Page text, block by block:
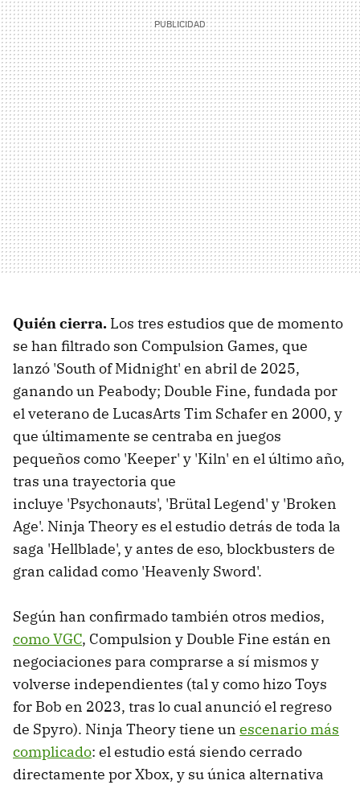
Quién cierra. Los tres estudios que de momento
se han filtrado son Compulsion Games, que
lanzó 'South of Midnight' en abril de 2025,
ganando un Peabody; Double Fine, fundada por
el veterano de LucasArts Tim Schafer en 2000, y
que últimamente se centraba en juegos
pequeños como 'Keeper' y 'Kiln' en el último año,
tras una trayectoria que
incluye 'Psychonauts', 'Brütal Legend' y 'Broken
Age'. Ninja Theory es el estudio detrás de toda la
saga 'Hellblade', y antes de eso, blockbusters de
gran calidad como 'Heavenly Sword'.
Según han confirmado también otros medios,
como VGC, Compulsion y Double Fine están en
negociaciones para comprarse a sí mismos y
volverse independientes (tal y como hizo Toys
for Bob en 2023, tras lo cual anunció el regreso
de Spyro). Ninja Theory tiene un escenario más
complicado: el estudio está siendo cerrado
directamente por Xbox, y su única alternativa